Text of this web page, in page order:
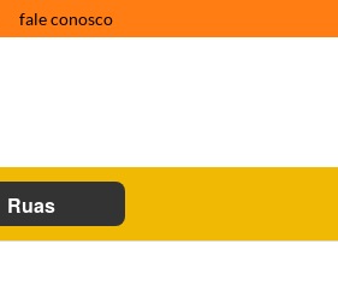
fale conosco
Ruas